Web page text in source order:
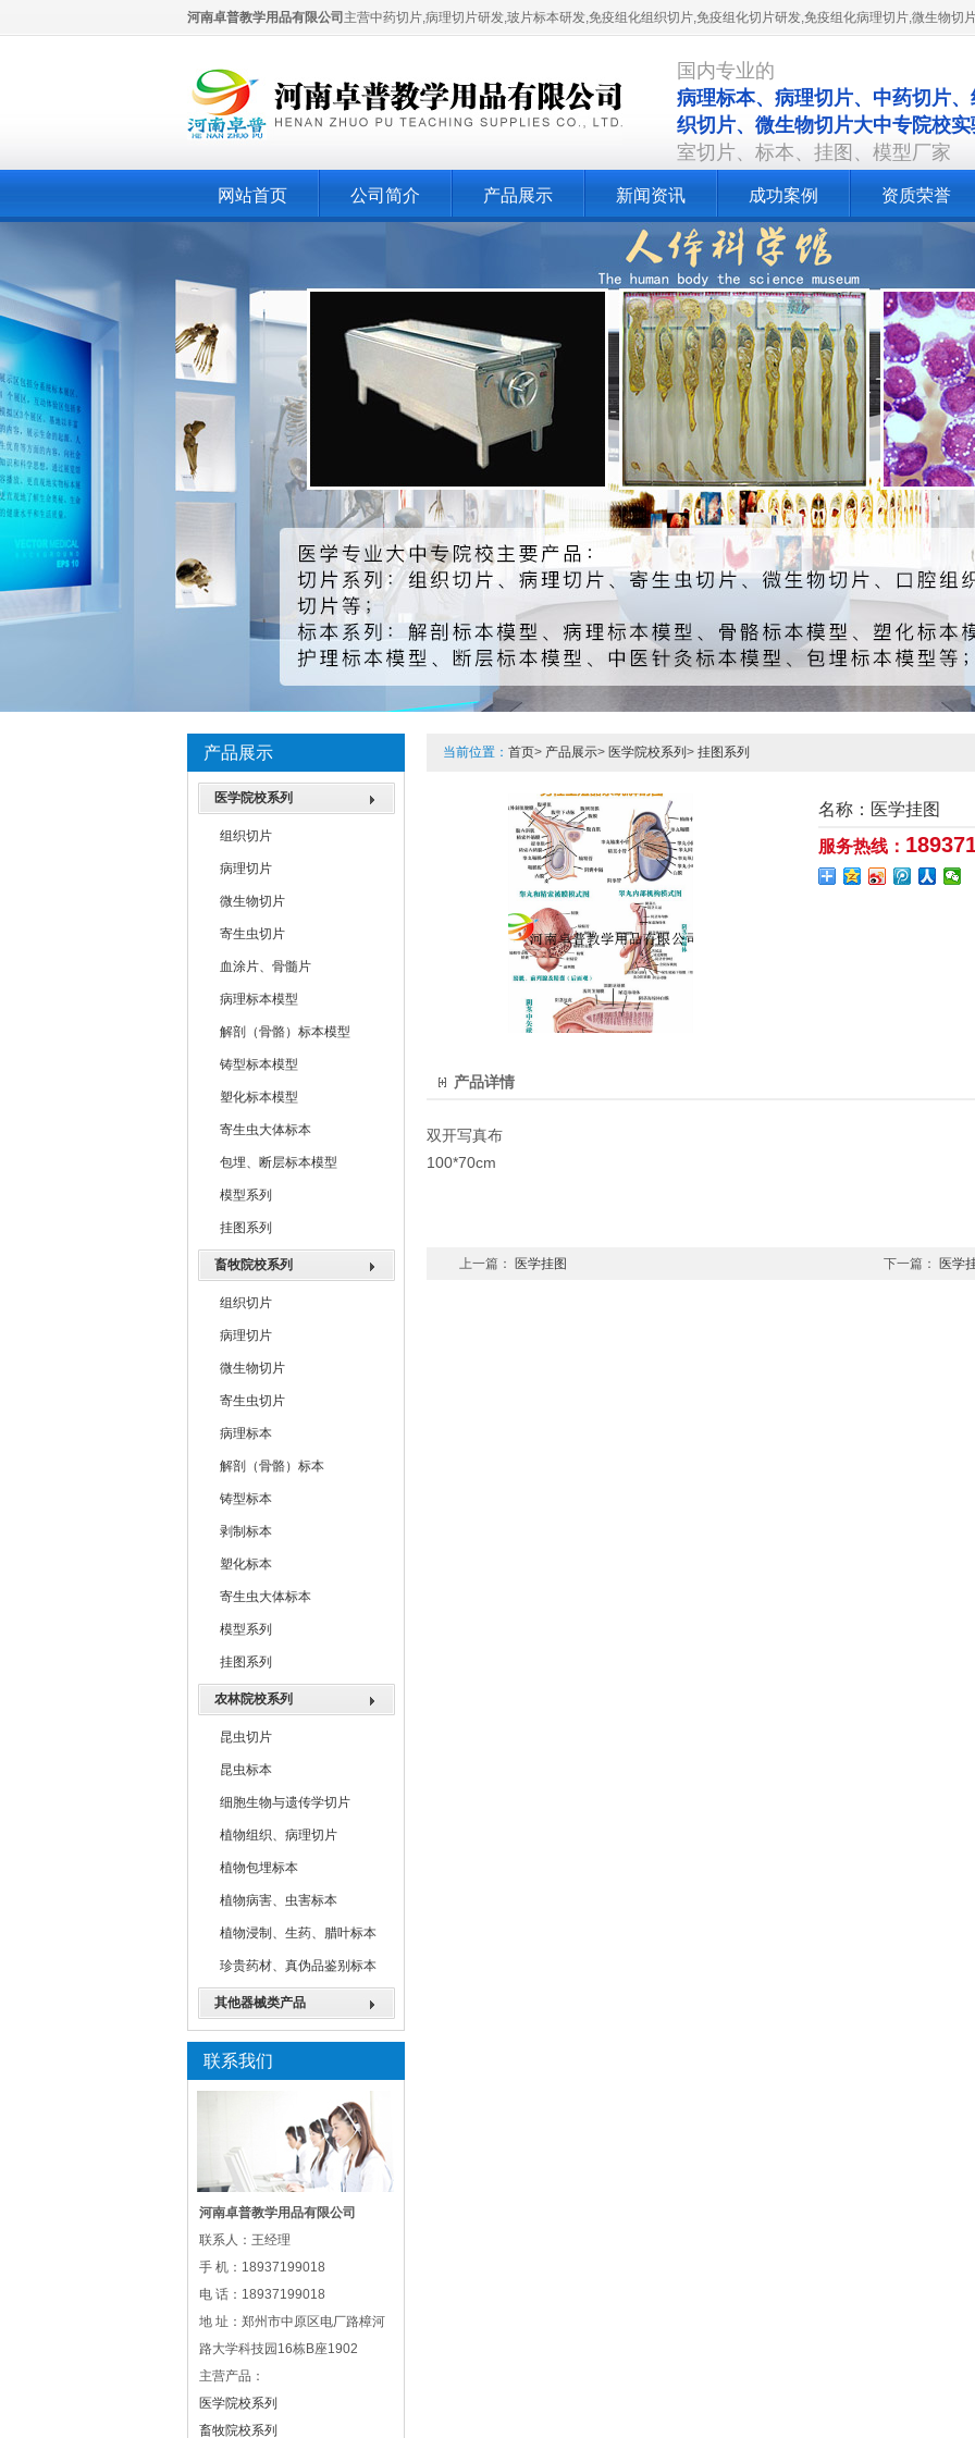
河南卓普教学用品有限公司 主营中药切片,病理切片研发,玻片标本研发,免疫组化组织切片,免疫组化切片研发,免疫组化病理切片,微生物切
国内专业的
病理标本、病理切片、中药切片、
织切片、微生物切片大中专院校实
室切片、标本、挂图、模型厂家
网站首页 公司简介 产品展示 新闻资讯 成功案例 资质荣誉
产品展示
医学院校系列
组织切片
病理切片
微生物切片
寄生虫切片
血涂片、骨髓片
病理标本模型
解剖（骨骼）标本模型
铸型标本模型
塑化标本模型
寄生虫大体标本
包埋、断层标本模型
模型系列
挂图系列
畜牧院校系列
组织切片
病理切片
微生物切片
寄生虫切片
病理标本
解剖（骨骼）标本
铸型标本
剥制标本
塑化标本
寄生虫大体标本
模型系列
挂图系列
农林院校系列
昆虫切片
昆虫标本
细胞生物与遗传学切片
植物组织、病理切片
植物包埋标本
植物病害、虫害标本
植物浸制、生药、腊叶标本
珍贵药材、真伪品鉴别标本
其他器械类产品
联系我们
河南卓普教学用品有限公司
联系人：王经理
手 机：18937199018
电 话：18937199018
地 址：郑州市中原区电厂路樟河
路大学科技园16栋B座1902
主营产品：
医学院校系列
畜牧院校系列
当前位置： 首页> 产品展示> 医学院校系列 > 挂图系列
名称：医学挂图
服务热线：
产品详情
双开写真布
100*70cm
上一篇： 医学挂图 下一篇： 医学